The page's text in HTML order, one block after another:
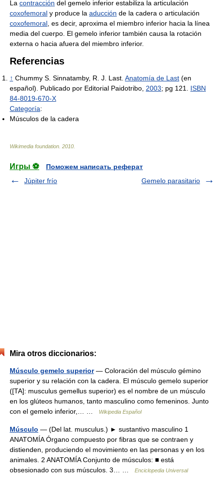
La contracción del gemelo inferior estabiliza la articulación
coxofemoral y produce la aducción de la cadera o articulación
coxofemoral , es decir, aproxima el miembro inferior hacia la línea
media del cuerpo. El gemelo inferior también causa la rotación
externa o hacia afuera del miembro inferior.
Referencias
↑ Chummy S. Sinnatamby, R. J. Last. Anatomía de Last (en
español). Publicado por Editorial Paidotribo, 2003; pg 121. ISBN
84-8019-670-X
Categoría:
Músculos de la cadera
Wikimedia foundation 2010
Игры ⚽
Поможем написать реферат
Júpiter frío
Gemelo parasitario
Mira otros diccionarios:
Músculo gemelo superior— Coloración del músculo gémino
superior y su relación con la cadera. El músculo gemelo superior
([TA]: musculus gemellus superior) es el nombre de un músculo
en los glúteos humanos, tanto masculino como femeninos. Junto
con el gemelo inferior,… …
Wikipedia Español
Músculo — (Del lat. musculus.) ► sustantivo masculino 1
ANATOMÍA Órgano compuesto por fibras que se contraen y
distienden, produciendo el movimiento en las personas y en los
animales. 2 ANATOMÍA Conjunto de músculos: ■ está
obsesionado con sus músculos. 3… …
Enciclopedia Universal